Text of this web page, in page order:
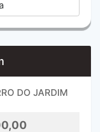
DO JARDIM